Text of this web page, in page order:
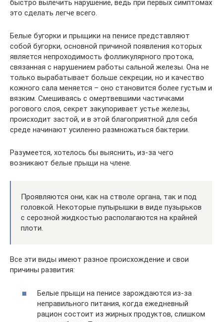
быстро вылечить нарушение, ведь при первых симптомах
это сделать легче всего.
Белые бугорки и прыщики на пенисе представляют
собой бугорки, основной причиной появления которых
является непроходимость фолликулярного протока,
связанная с нарушением работы сальной железы. Она не
только вырабатывает больше секреции, но и качество
кожного сала меняется – оно становится более густым и
вязким. Смешиваясь с омертвевшими частичками
рогового слоя, секрет закупоривает устье железы,
происходит застой, и в этой благоприятной для себя
среде начинают усиленно размножаться бактерии.
Разумеется, хотелось бы выяснить, из-за чего
возникают белые прыщи на члене.
Проявляются они, как на стволе органа, так и под
головкой. Некоторые пупырышки в виде пузырьков
с серозной жидкостью располагаются на крайней
плоти.
Все эти виды имеют разное происхождение и свои
причины развития:
Белые прыщи на пенисе зарождаются из-за
неправильного питания, когда ежедневный
рацион состоит из жирных продуктов, слишком